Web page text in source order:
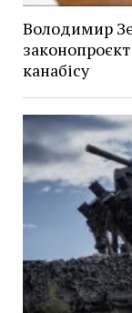
Володимир
канабісу